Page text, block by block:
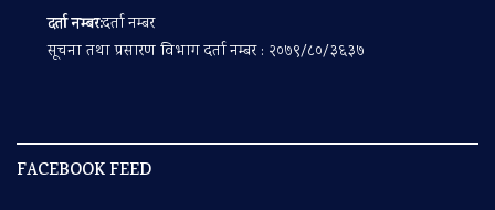
दर्ता नम्बर:दर्ता नम्बर
सूचना तथा प्रसारण विभाग दर्ता नम्बर : २०७९/८०/३६३७
FACEBOOK FEED